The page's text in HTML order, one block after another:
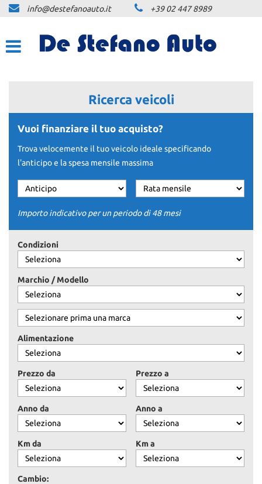
LA NOSTRA STORIA
NOLEGGIO BREVE TERMINE
PREVENTIVO PERSONALIZZATO
NLT
ACQUISTIAMO USATO
ASSISTENZA
CONTATTI
NEWS
AREA COMMERCIANTI
info@destefanoauto.it +39 02 447 8989
Ricerca veicoli
Vuoi finanziare il tuo acquisto?
Trova velocemente il tuo veicolo ideale specificando
l'anticipo e la spesa mensile massima
Importo indicativo per un periodo di 48 mesi
Condizioni
Marchio / Modello
Alimentazione
Prezzo da Prezzo a
Anno da Anno a
Km da Km a
Cambio: